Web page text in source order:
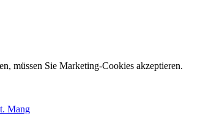
müssen Sie Marketing-Cookies akzeptieren.
Mang